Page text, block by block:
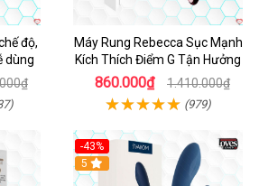
độ,
dùng
Máy Rung Rebecca Sục Mạnh
Kích Thích Điểm G Tận Hưởng
860.000₫ 1.410.000₫
(979)
-43%
Hot
5